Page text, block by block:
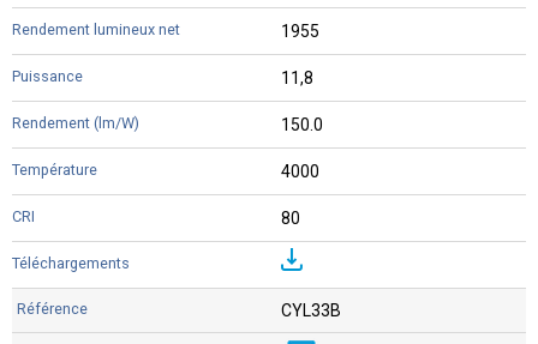
1955
11,8
150.0
4000
80
CYL33B